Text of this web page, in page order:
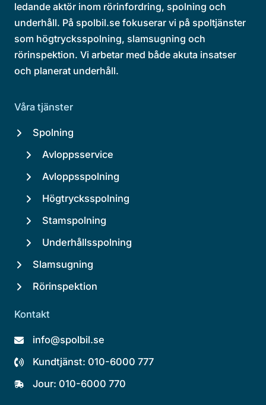
ledande aktör inom rörinfordring, spolning och
underhåll. På spolbil.se fokuserar vi på spoltjänster
som högtrycksspolning, slamsugning och
rörinspektion. Vi arbetar med både akuta insatser
och planerat underhåll.
Våra tjänster
Spolning
Avloppsservice
Avloppsspolning
Högtrycksspolning
Stamspolning
Underhållsspolning
Slamsugning
Rörinspektion
Kontakt
info@spolbil.se
Kundtjänst: 010-6000 777
Jour: 010-6000 770